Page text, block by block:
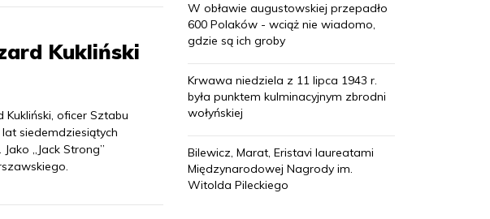
Kukliński
Kukliński, oficer Sztabu
siedemdziesiątych
„Jack Strong”
W obławie augustowskiej przepadło
600 Polaków - wciąż nie wiadomo,
gdzie są ich groby
Krwawa niedziela z 11 lipca 1943 r.
była punktem kulminacyjnym zbrodni
wołyńskiej
Bilewicz, Marat, Eristavi laureatami
Międzynarodowej Nagrody im.
Witolda Pileckiego